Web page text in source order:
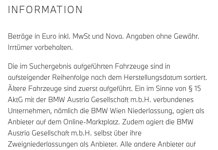
INFORMATION
Beträge in Euro inkl. MwSt und Nova. Angaben ohne Gewähr.
Irrtümer vorbehalten.
Die im Suchergebnis aufgeführten Fahrzeuge sind in
aufsteigender Reihenfolge nach dem Herstellungsdatum sortiert.
Ältere Fahrzeuge sind zuerst aufgeführt. Ein im Sinne von § 15
AktG mit der BMW Austria Gesellschaft m.b.H. verbundenes
Unternehmen, nämlich die BMW Wien Niederlassung, agiert als
Anbieter auf dem Online-Marktplatz. Zudem agiert die BMW
Austria Gesellschaft m.b.H. selbst über ihre
Zweigniederlassungen als Anbieter. Alle andere Anbieter auf